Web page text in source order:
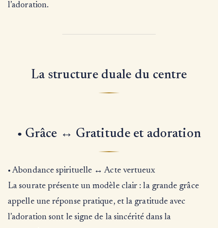
l’adoration.
La structure duale du centre
• Grâce ↔ Gratitude et adoration
• Abondance spirituelle ↔ Acte vertueux
La sourate présente un modèle clair : la grande grâce
appelle une réponse pratique, et la gratitude avec
l’adoration sont le signe de la sincérité dans la